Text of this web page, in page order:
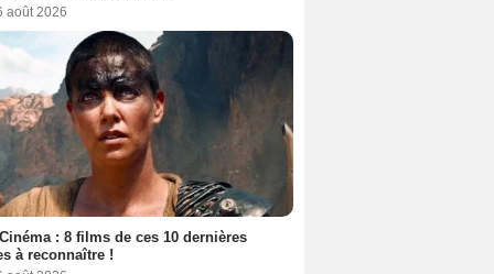
août 2026
: 8 films de ces 10 dernières
à reconnaître !